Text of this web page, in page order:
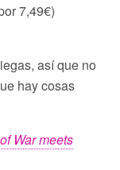
7,49€)
así que no
hay cosas
War meets